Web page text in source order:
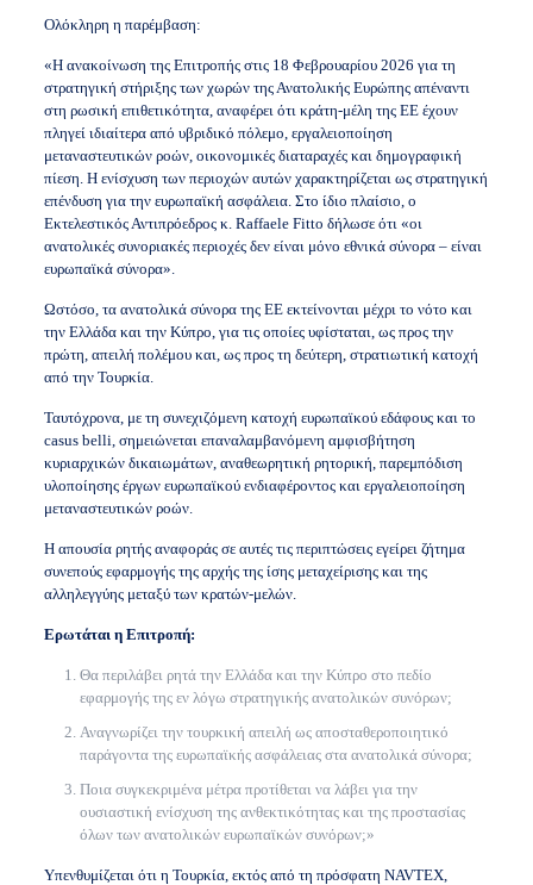
Oλόκληρη η παρέμβαση:
«Η ανακοίνωση της Επιτροπής στις 18 Φεβρουαρίου 2026 για τη
στρατηγική στήριξης των χωρών της Ανατολικής Ευρώπης απέναντι
στη ρωσική επιθετικότητα, αναφέρει ότι κράτη-μέλη της ΕΕ έχουν
πληγεί ιδιαίτερα από υβριδικό πόλεμο, εργαλειοποίηση
μεταναστευτικών ροών, οικονομικές διαταραχές και δημογραφική
πίεση. Η ενίσχυση των περιοχών αυτών χαρακτηρίζεται ως στρατηγική
επένδυση για την ευρωπαϊκή ασφάλεια. Στο ίδιο πλαίσιο, ο
Εκτελεστικός Αντιπρόεδρος κ. Raffaele Fitto δήλωσε ότι «οι
ανατολικές συνοριακές περιοχές δεν είναι μόνο εθνικά σύνορα – είναι
ευρωπαϊκά σύνορα».
Ωστόσο, τα ανατολικά σύνορα της ΕΕ εκτείνονται μέχρι το νότο και
την Ελλάδα και την Κύπρο, για τις οποίες υφίσταται, ως προς την
πρώτη, απειλή πολέμου και, ως προς τη δεύτερη, στρατιωτική κατοχή
από την Τουρκία.
Ταυτόχρονα, με τη συνεχιζόμενη κατοχή ευρωπαϊκού εδάφους και το
casus belli, σημειώνεται επαναλαμβανόμενη αμφισβήτηση
κυριαρχικών δικαιωμάτων, αναθεωρητική ρητορική, παρεμπόδιση
υλοποίησης έργων ευρωπαϊκού ενδιαφέροντος και εργαλειοποίηση
μεταναστευτικών ροών.
Η απουσία ρητής αναφοράς σε αυτές τις περιπτώσεις εγείρει ζήτημα
συνεπούς εφαρμογής της αρχής της ίσης μεταχείρισης και της
αλληλεγγύης μεταξύ των κρατών-μελών.
Ερωτάται η Επιτροπή:
Θα περιλάβει ρητά την Ελλάδα και την Κύπρο στο πεδίο
εφαρμογής της εν λόγω στρατηγικής ανατολικών συνόρων;
Αναγνωρίζει την τουρκική απειλή ως αποσταθεροποιητικό
παράγοντα της ευρωπαϊκής ασφάλειας στα ανατολικά σύνορα;
Ποια συγκεκριμένα μέτρα προτίθεται να λάβει για την
ουσιαστική ενίσχυση της ανθεκτικότητας και της προστασίας
όλων των ανατολικών ευρωπαϊκών συνόρων;»
Υπενθυμίζεται ότι η Τουρκία, εκτός από τη πρόσφατη NAVTEX,